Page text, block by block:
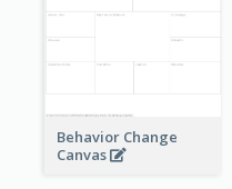
Behavior Change
Canvas